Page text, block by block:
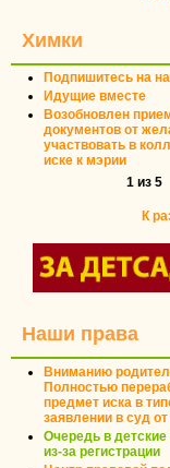
Химки
Подпишитесь на
Идущие вместе
Возобновлен
документов от
участвовать в
иске к мэрии
1 из 5
К
Наши права
Вниманию
Полностью
предмет иска в
заявлении в суд
Очередь в
из-за регистрации